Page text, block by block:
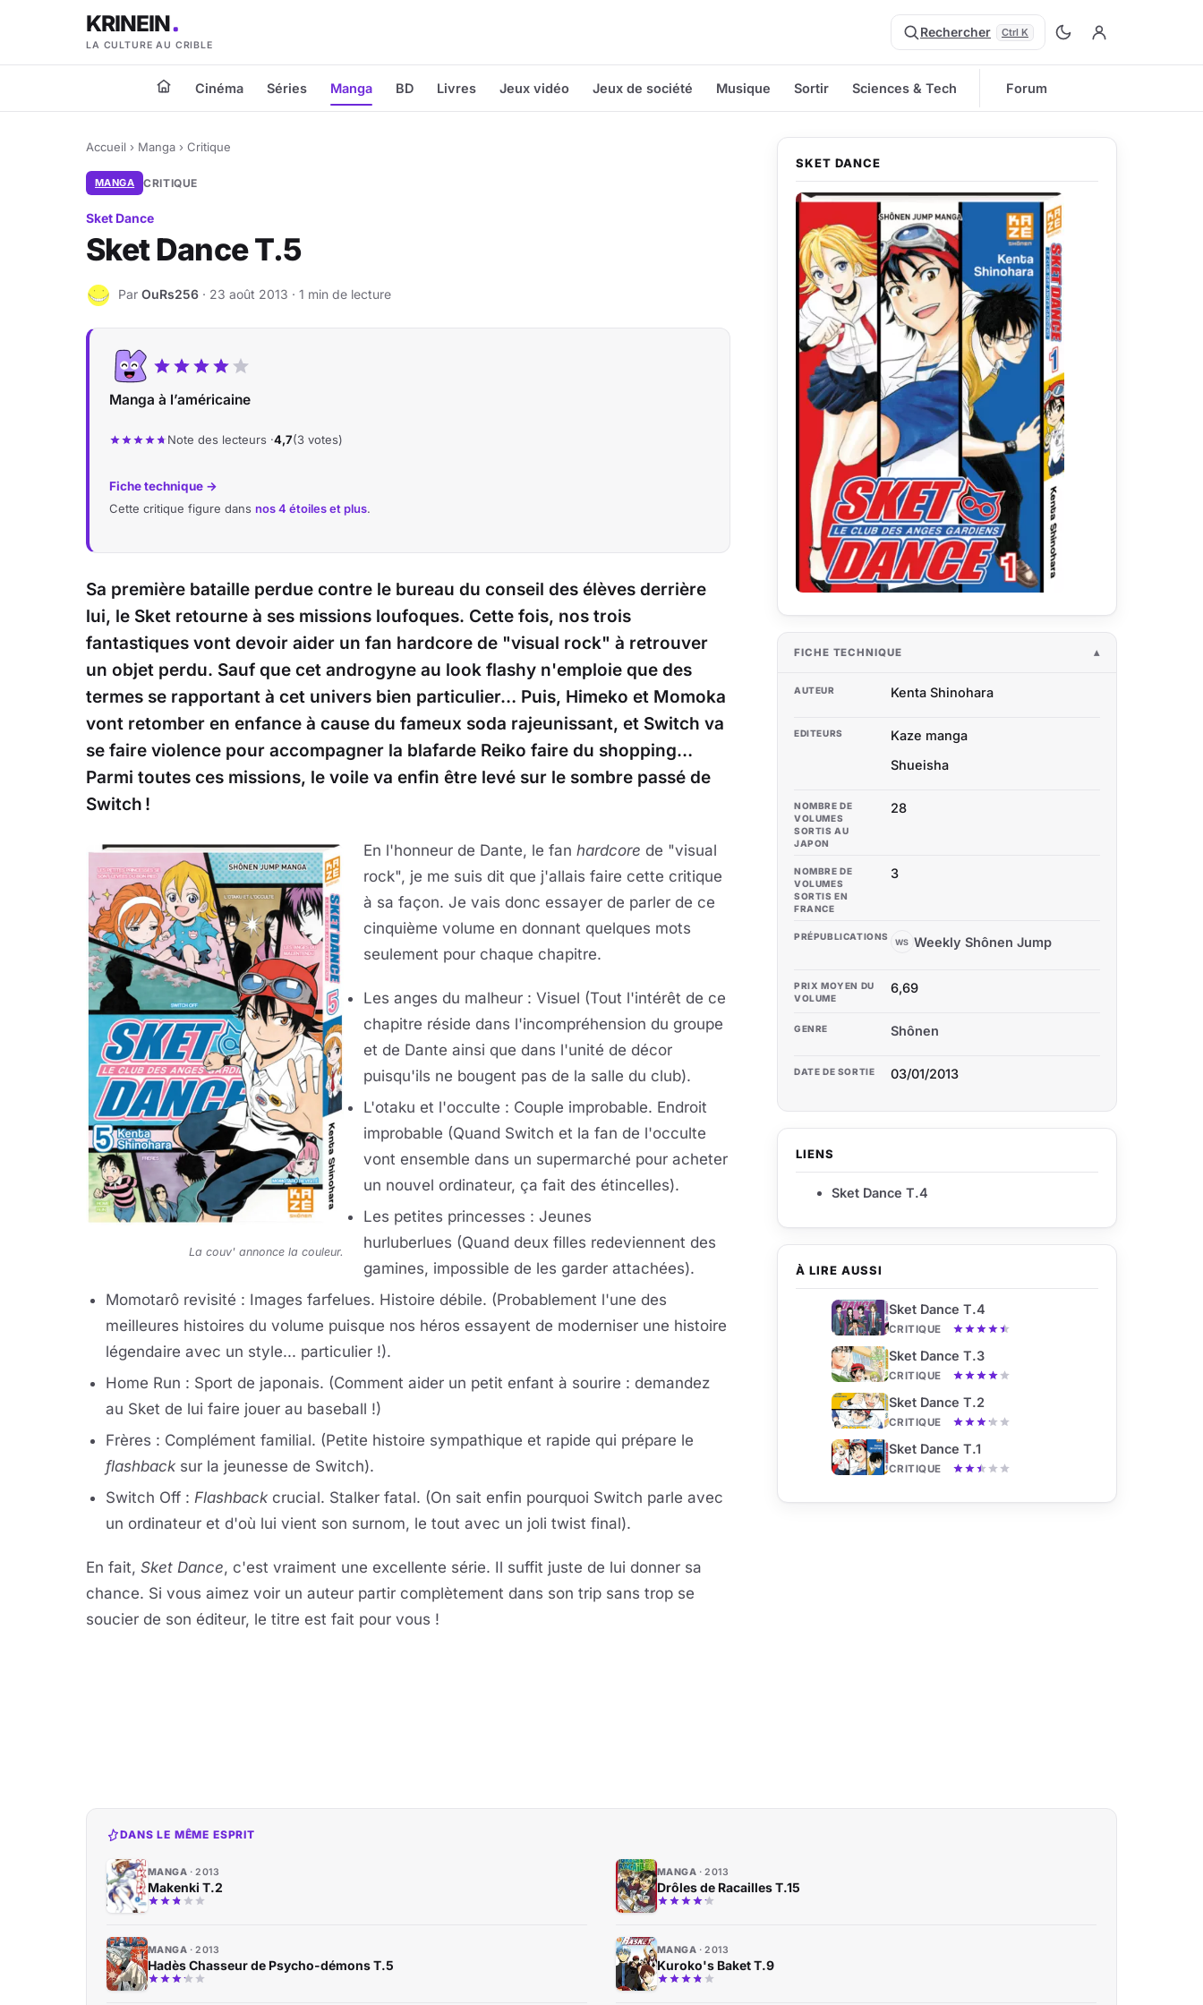
KRINEIN
LA CULTURE AU CRIBLE
Rechercher Ctrl K
Cinéma Séries Manga BD Livres Jeux vidéo Jeux de société Musique Sortir Sciences & Tech Forum
Accueil › Manga › Critique
MANGA CRITIQUE
Sket Dance
Sket Dance T.5
O Par OuRs256 · 23 août 2013 · 1 min de lecture
Manga à l’américaine
Note des lecteurs ·4,7(3 votes)
Fiche technique →
Cette critique figure dans nos 4 étoiles et plus.
Sa première bataille perdue contre le bureau du conseil des élèves derrière
lui, le Sket retourne à ses missions loufoques. Cette fois, nos trois
fantastiques vont devoir aider un fan hardcore de "visual rock" à retrouver
un objet perdu. Sauf que cet androgyne au look flashy n'emploie que des
termes se rapportant à cet univers bien particulier… Puis, Himeko et Momoka
vont retomber en enfance à cause du fameux soda rajeunissant, et Switch va
se faire violence pour accompagner la blafarde Reiko faire du shopping…
Parmi toutes ces missions, le voile va enfin être levé sur le sombre passé de
Switch !
La couv' annonce la couleur.
En l'honneur de Dante, le fan hardcore de "visual
rock", je me suis dit que j'allais faire cette critique
à sa façon. Je vais donc essayer de parler de ce
cinquième volume en donnant quelques mots
seulement pour chaque chapitre.
Les anges du malheur : Visuel (Tout l'intérêt de ce
chapitre réside dans l'incompréhension du groupe
et de Dante ainsi que dans l'unité de décor
puisqu'ils ne bougent pas de la salle du club).
L'otaku et l'occulte : Couple improbable. Endroit
improbable (Quand Switch et la fan de l'occulte
vont ensemble dans un supermarché pour acheter
un nouvel ordinateur, ça fait des étincelles).
Les petites princesses : Jeunes
hurluberlues (Quand deux filles redeviennent des
gamines, impossible de les garder attachées).
Momotarô revisité : Images farfelues. Histoire débile. (Probablement l'une des
meilleures histoires du volume puisque nos héros essayent de moderniser une histoire
légendaire avec un style... particulier !).
Home Run : Sport de japonais. (Comment aider un petit enfant à sourire : demandez
au Sket de lui faire jouer au baseball !)
Frères : Complément familial. (Petite histoire sympathique et rapide qui prépare le
flashback sur la jeunesse de Switch).
Switch Off : Flashback crucial. Stalker fatal. (On sait enfin pourquoi Switch parle avec
un ordinateur et d'où lui vient son surnom, le tout avec un joli twist final).
En fait, Sket Dance, c'est vraiment une excellente série. Il suffit juste de lui donner sa
chance. Si vous aimez voir un auteur partir complètement dans son trip sans trop se
soucier de son éditeur, le titre est fait pour vous !
À LIRE AUSSI
Sket Dance T.4
CRITIQUE
Sket Dance T.3
CRITIQUE
Sket Dance T.2
CRITIQUE
Sket Dance T.1
CRITIQUE
SKET DANCE
FICHE TECHNIQUE
AUTEUR Kenta Shinohara
EDITEURS
Kaze manga
Shueisha
NOMBRE DE
VOLUMES
SORTIS AU
JAPON
28
NOMBRE DE
VOLUMES
SORTIS EN
FRANCE
3
PRÉPUBLICATIONS WS Weekly Shônen Jump
PRIX MOYEN DU
VOLUME
6,69
GENRE Shônen
DATE DE SORTIE 03/01/2013
LIENS
Sket Dance T.4
DANS LE MÊME ESPRIT
MANGA 2013
Makenki T.2
MANGA 2013
Drôles de Racailles T.15
MANGA 2013
Hadès Chasseur de Psycho-démons T.5
MANGA 2013
Kuroko's Baket T.9